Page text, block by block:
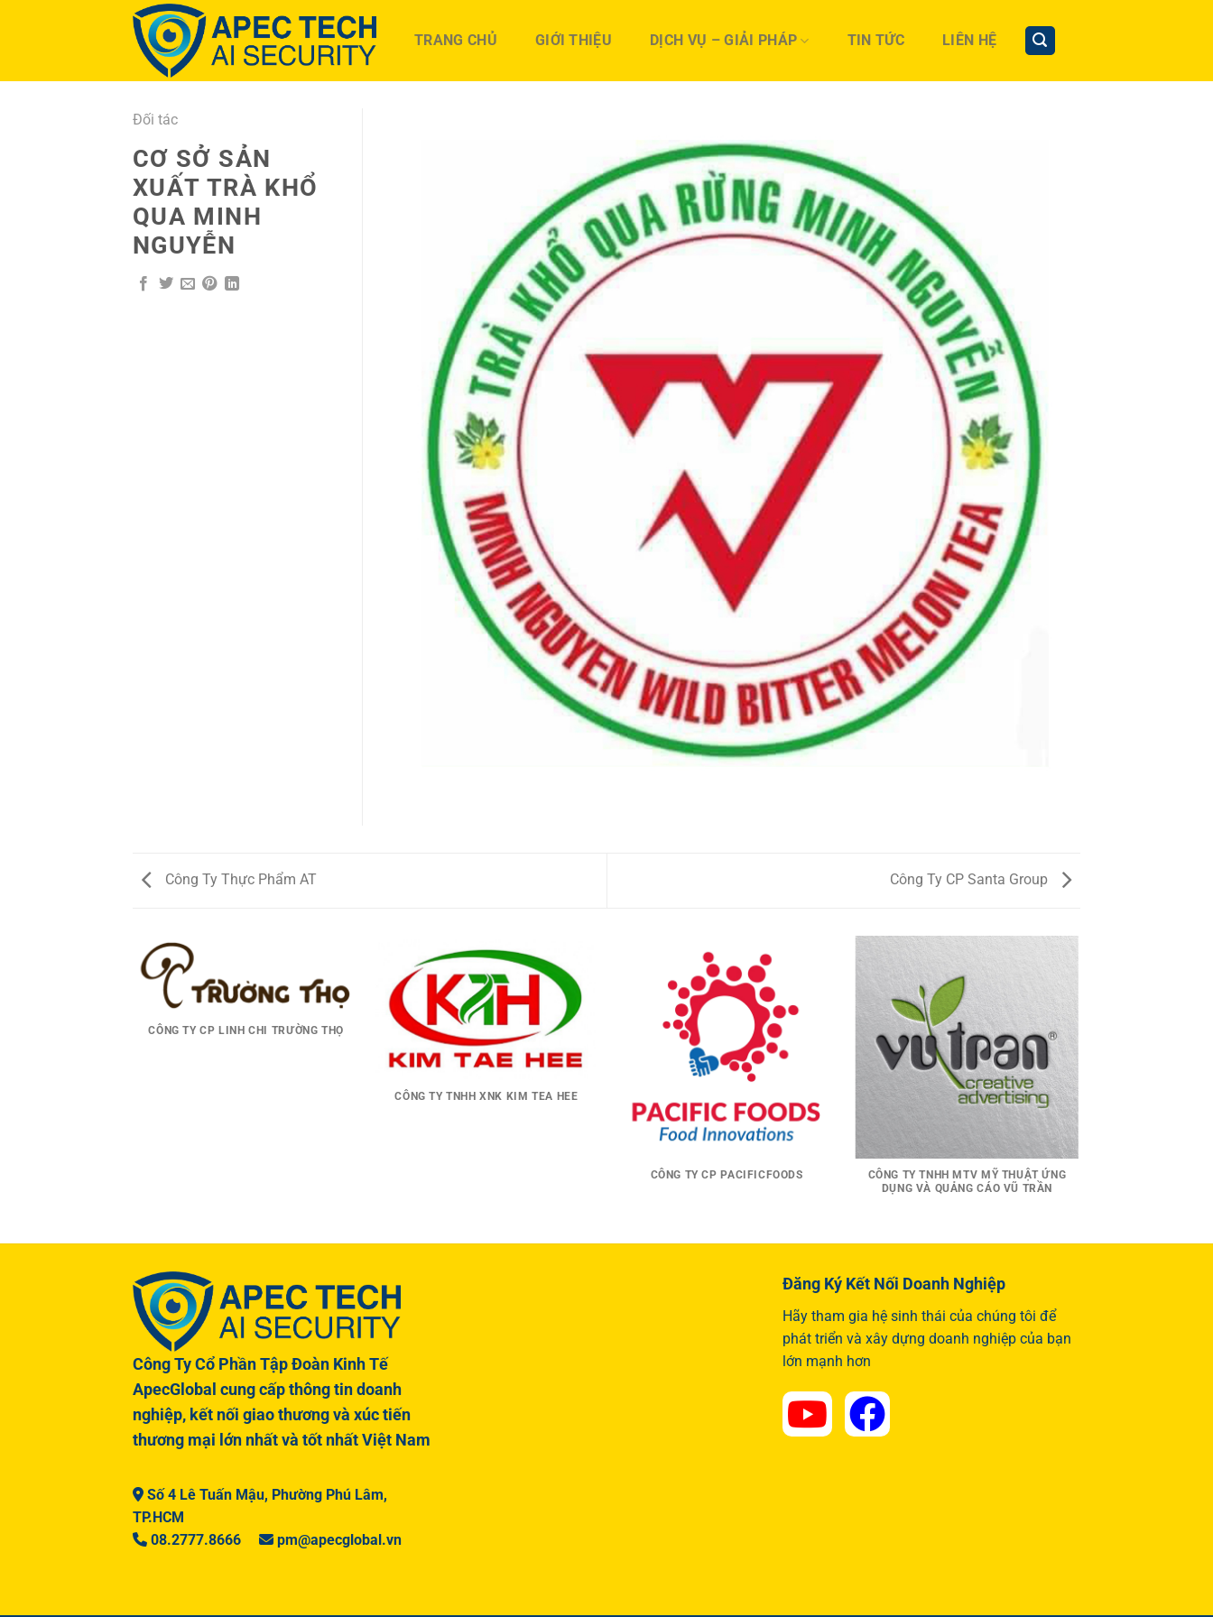
dung
TRANG CHỦ GIỚI THIỆU DỊCH VỤ – GIẢI PHÁP TIN TỨC LIÊN HỆ
Đối tác
CƠ SỞ SẢN
XUẤT TRÀ KHỔ
QUA MINH
NGUYỄN
Công Ty Thực Phẩm AT Công Ty CP Santa Group
CÔNG TY CP LINH CHI TRƯỜNG THỌ
CÔNG TY TNHH XNK KIM TEA HEE
CÔNG TY CP PACIFICFOODS
CÔNG TY TNHH MTV MỸ THUẬT ỨNG
DỤNG VÀ QUẢNG CÁO VŨ TRẦN
Công Ty Cổ Phần Tập Đoàn Kinh Tế
ApecGlobal cung cấp thông tin doanh
nghiệp, kết nối giao thương và xúc tiến
thương mại lớn nhất và tốt nhất Việt Nam
Số 4 Lê Tuấn Mậu, Phường Phú Lâm,
TP.HCM
08.2777.8666
pm@apecglobal.vn
Đăng Ký Kết Nối Doanh Nghiệp
Hãy tham gia hệ sinh thái của chúng tôi để
phát triển và xây dựng doanh nghiệp của bạn
lớn mạnh hơn